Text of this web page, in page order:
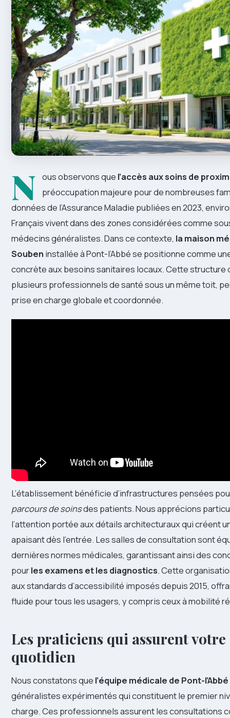
N ous observons que l’accès aux soins de
préoccupation majeure pour de nombreuses
données de l’Assurance Maladie publiées en 2023,
Français vivent dans des zones considérées comme
médecins généralistes. Dans ce contexte, la maison
Souben installée à Pont-l’Abbé se positionne comme
concrète aux besoins sanitaires locaux. Cette structure
plusieurs professionnels de santé sous un même toit,
prise en charge globale et coordonnée.
L’établissement bénéficie d’infrastructures pensées
parcours de soinsdes patients. Nous apprécions
l’attention portée aux détails architecturaux qui créent
apaisant dès l’entrée. Les salles de consultation sont
dernières normes médicales, garantissant ainsi des
pourles examens et les diagnostics. Cette
aux standards d’accessibilité imposés depuis 2015,
fluide pour tous les usagers, y compris ceux à mobilité
Les praticiens qui assurent
quotidien
Nous constatons que l’équipe médicale de Pont-l’Abbé
généralistes expérimentés qui constituent le premier
charge. Ces professionnels assurent les consultations